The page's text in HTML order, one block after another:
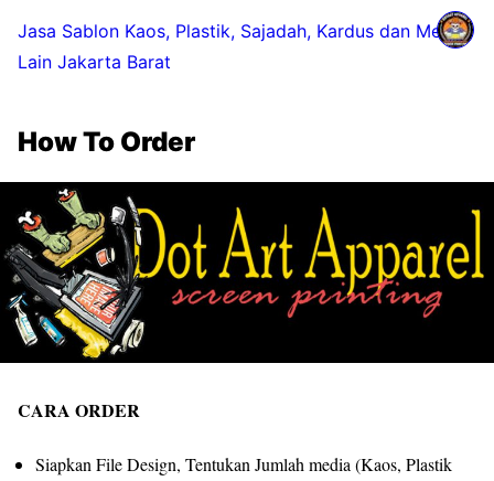
Jasa Sablon Kaos, Plastik, Sajadah, Kardus dan Media
Lain Jakarta Barat
How To Order
CARA ORDER
Siapkan File Design, Tentukan Jumlah media (Kaos, Plastik